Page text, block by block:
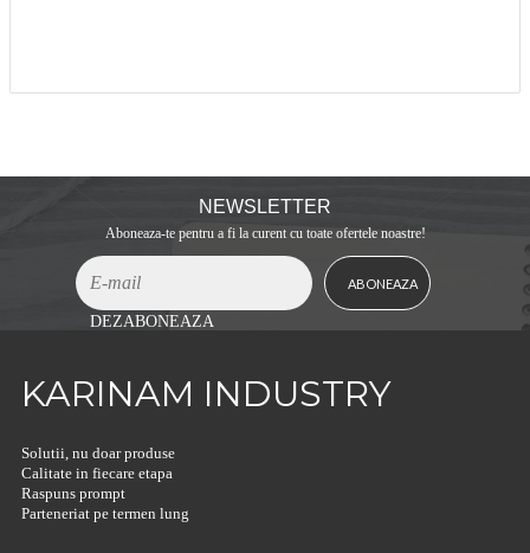
NEWSLETTER
Aboneaza-te pentru a fi la curent cu toate ofertele noastre!
DEZABONEAZA
KARINAM INDUSTRY
Solutii, nu doar produse
Calitate in fiecare etapa
Raspuns prompt
Parteneriat pe termen lung